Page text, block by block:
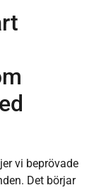
vi beprövade
Det börjar